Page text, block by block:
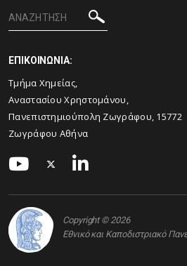
ΕΠΙΚΟΙΝΩΝΙΑ:
Τμήμα Χημείας,
Αναστασίου Χρηστομάνου,
Πανεπιστημιούπολη Ζωγράφου, 15772
Ζωγράφου Αθήνα
Copyright © 2026
Εθνικό και Καποδιστριακό